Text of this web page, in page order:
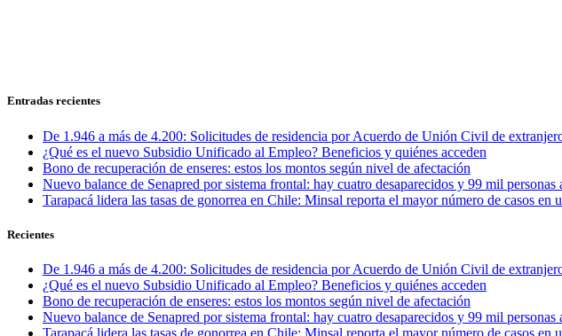
Entradas recientes
De 1.946 a más de 4.200: Solicitudes de residencia por Acuerdo de Unión Civil de
¿Qué es el nuevo Subsidio Unificado al Empleo? Beneficios y quiénes acceden
Bono de recuperación de enseres: estos los montos según nivel de afectación
Nuevo balance de Senapred por sistema frontal: hay cuatro desaparecidos y 99 mil personas
Tarapacá lidera las tasas de gonorrea en Chile: Minsal reporta el mayor número de casos en
Recientes
De 1.946 a más de 4.200: Solicitudes de residencia por Acuerdo de Unión Civil de
¿Qué es el nuevo Subsidio Unificado al Empleo? Beneficios y quiénes acceden
Bono de recuperación de enseres: estos los montos según nivel de afectación
Nuevo balance de Senapred por sistema frontal: hay cuatro desaparecidos y 99 mil personas
Tarapacá lidera las tasas de gonorrea en Chile: Minsal reporta el mayor número de casos en